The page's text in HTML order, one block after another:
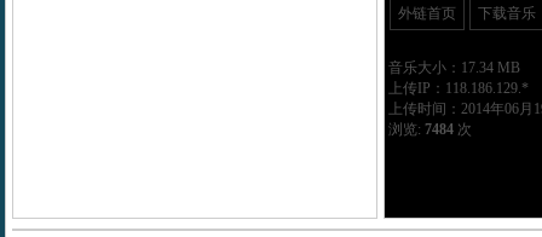
外链首页 下载音乐
音乐大小：17.34 MB
上传IP：118.186.129.*
上传时间：2014年06月
浏览: 7484次